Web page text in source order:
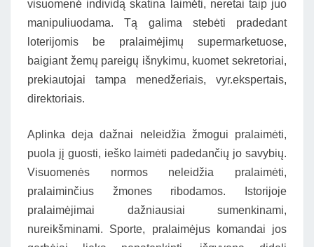
visuomenė individą skatina laimėti, neretai taip juo
manipuliuodama. Tą galima stebėti pradedant
loterijomis be pralaimėjimų supermarketuose,
baigiant žemų pareigų išnykimu, kuomet sekretoriai,
prekiautojai tampa menedžeriais, vyr.ekspertais,
direktoriais.
Aplinka deja dažnai neleidžia žmogui pralaimėti,
puola jį guosti, ieško laimėti padedančių jo savybių.
Visuomenės normos neleidžia pralaimėti,
pralaiminčius žmones ribodamos. Istorijoje
pralaimėjimai dažniausiai sumenkinami,
nureikšminami. Sporte, pralaimėjus komandai jos